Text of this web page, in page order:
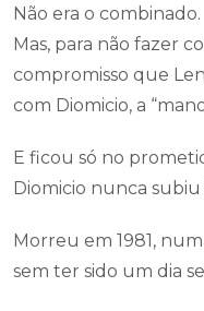
Não era o combinado.
Mas, para não fazer
compromisso que
com Diomicio, a
E ficou só no
Diomicio nunca
Morreu em 1981,
sem ter sido um dia